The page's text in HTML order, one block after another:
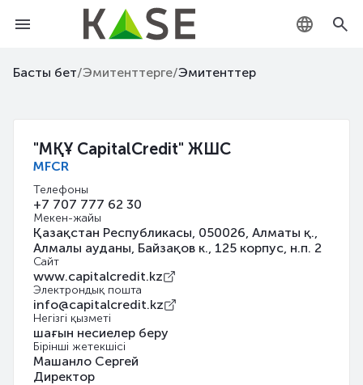
Басты бет/Эмитенттерге/Эмитенттер
"МҚҰ CapitalCredit" ЖШС
MFCR
Телефоны
+7 707 777 62 30
Мекен-жайы
Қазақстан Республикасы, 050026, Алматы қ.,
Алмалы ауданы, Байзақов к., 125 корпус, н.п. 2
Сайт
www.capitalcredit.kz
Электрондық пошта
info@capitalcredit.kz
Негізгі қызметі
шағын несиелер беру
Бірінші жетекшісі
Машанло Сергей
Директор